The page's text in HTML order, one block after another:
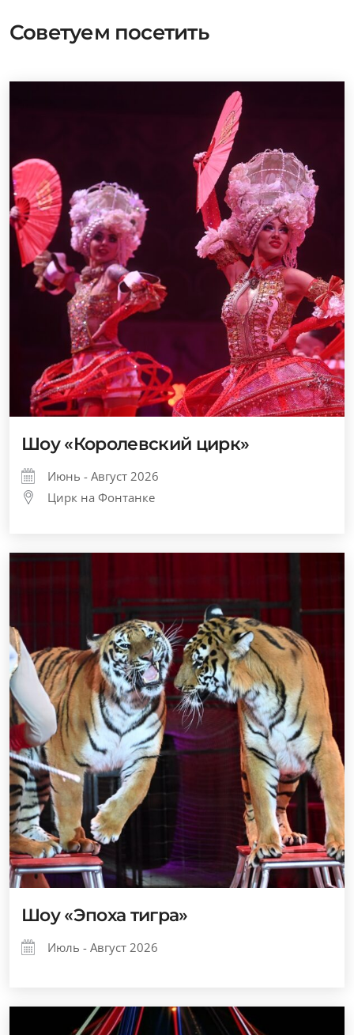
Советуем посетить
Шоу «Королевский цирк»
Июнь - Август 2026
Цирк на Фонтанке
Шоу «Эпоха тигра»
Июль - Август 2026